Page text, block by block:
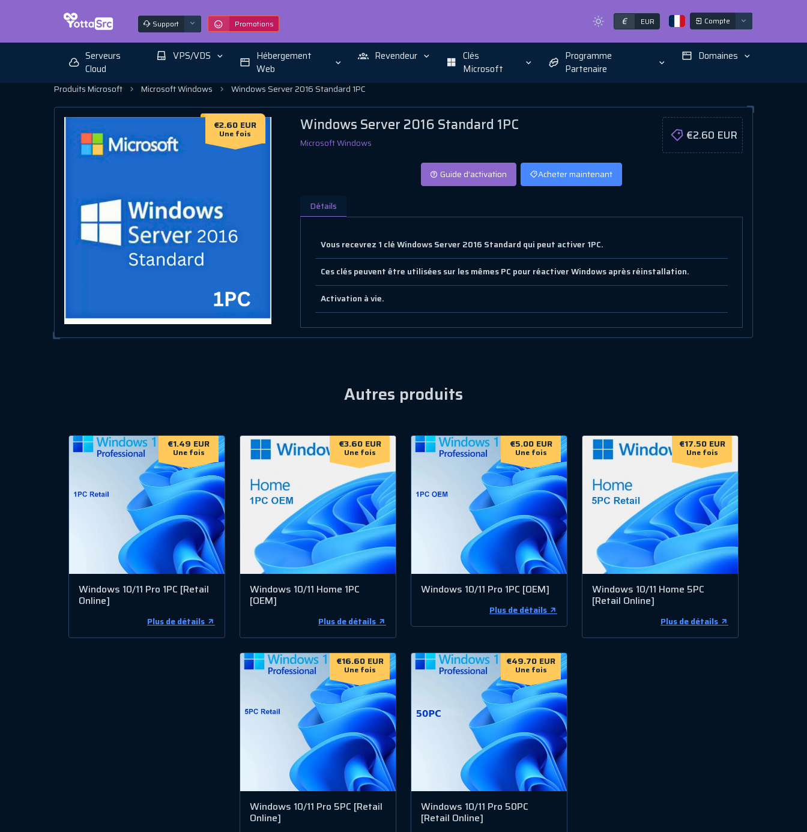
Support Promotions € EUR Compte
Serveurs
Cloud
VPS/VDS
Hébergement
Web
Revendeur
Clés
Microsoft
Programme
Partenaire
Domaines
Produits Microsoft Microsoft Windows Windows Server 2016 Standard 1PC
€2.60 EUR
Une fois Windows Server 2016 Standard 1PC
Microsoft Windows
€2.60 EUR
Guide d’activation Acheter maintenant
Détails
Vous recevrez 1 clé Windows Server 2016 Standard qui peut activer 1PC.
Ces clés peuvent être utilisées sur les mêmes PC pour réactiver Windows après réinstallation.
Activation à vie.
Autres produits
€1.49 EUR
Une fois
Windows 10/11 Pro 1PC [Retail
Online]
Plus de détails
€3.60 EUR
Une fois
Windows 10/11 Home 1PC
[OEM]
Plus de détails
€5.00 EUR
Une fois
Windows 10/11 Pro 1PC [OEM]
Plus de détails
€17.50 EUR
Une fois
Windows 10/11 Home 5PC
[Retail Online]
Plus de détails
€16.60 EUR
Une fois
Windows 10/11 Pro 5PC [Retail
Online]
€49.70 EUR
Une fois
Windows 10/11 Pro 50PC
[Retail Online]